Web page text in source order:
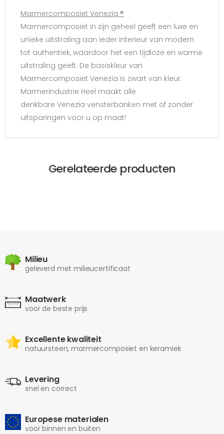
Marmercomposiet Venezia ®
Marmercomposiet in zijn geheel geeft een luxe en
unieke uitstraling aan ieder interieur van modern
tot authentiek, waardoor het een tijdloze en warme
uitstraling geeft. De basiskleur van
Marmercomposiet Venezia is zwart van kleur.
Marmerindustrie Heel maakt alle
denkbare Venezia vensterbanken met of zonder
uitsparingen voor u op maat!
Gerelateerde producten
Milieu
geleverd met milieucertificaat
Maatwerk
voor de beste prijs
Excellente kwaliteit
natuursteen, marmercomposiet en keramiek
Levering
snel en correct
Europese materialen
voor binnen en buiten